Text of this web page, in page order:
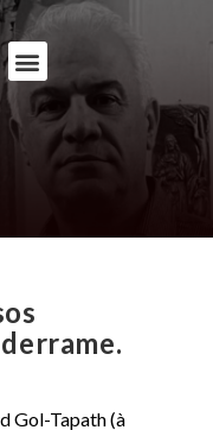
Gol-Tapath (à